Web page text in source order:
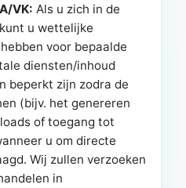
VK: Als u zich in de
u wettelijke
voor bepaalde
diensten/inhoud
beperkt zijn zodra de
(bijv. het genereren
of toegang tot
u om directe
Wij zullen verzoeken
in